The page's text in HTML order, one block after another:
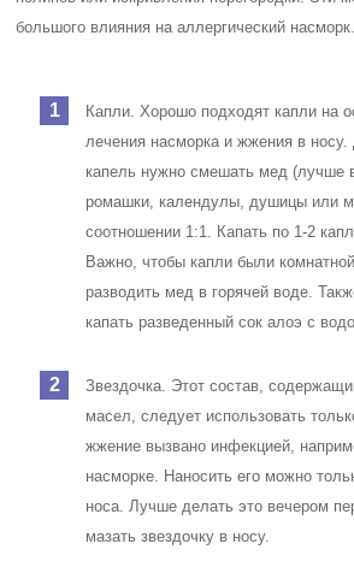
большого влияния на аллергический насморк.
Капли. Хорошо подходят капли на
лечения насморка и жжения в носу.
капель нужно смешать мед (лучше
ромашки, календулы, душицы или
соотношении 1:1. Капать по 1-2
Важно, чтобы капли были
разводить мед в горячей воде.
капать разведенный сок алоэ с
Звездочка. Этот состав,
масел, следует использовать
жжение вызвано инфекцией,
насморке. Наносить его можно
носа. Лучше делать это вечером
мазать звездочку в носу.